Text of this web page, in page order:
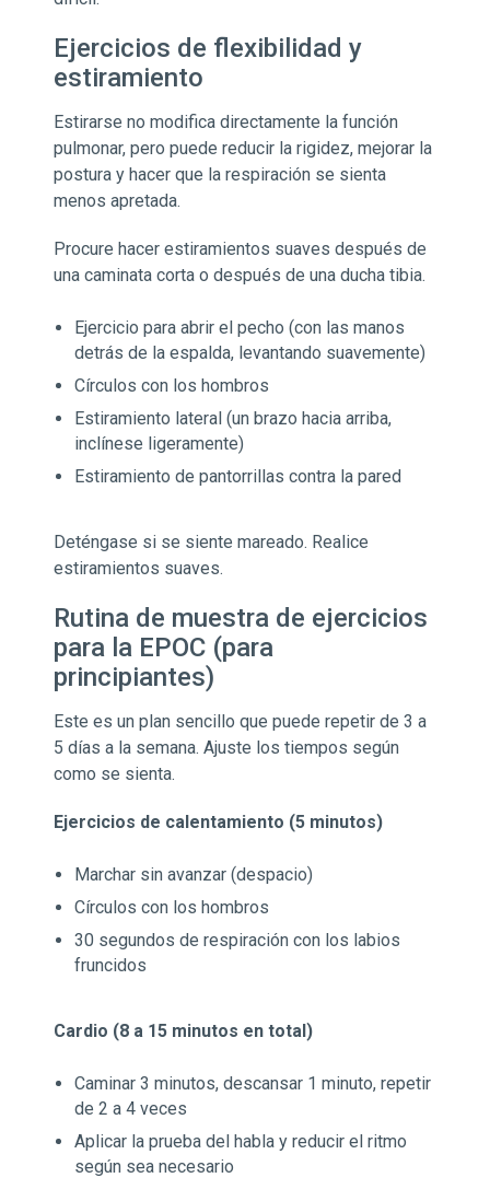
Ejercicios de flexibilidad y
estiramiento
Estirarse no modifica directamente la función
pulmonar, pero puede reducir la rigidez, mejorar la
postura y hacer que la respiración se sienta
menos apretada.
Procure hacer estiramientos suaves después de
una caminata corta o después de una ducha tibia.
Ejercicio para abrir el pecho (con las manos
detrás de la espalda, levantando suavemente)
Círculos con los hombros
Estiramiento lateral (un brazo hacia arriba,
inclínese ligeramente)
Estiramiento de pantorrillas contra la pared
Deténgase si se siente mareado. Realice
estiramientos suaves.
Rutina de muestra de ejercicios
para la EPOC (para
principiantes)
Este es un plan sencillo que puede repetir de 3 a
5 días a la semana. Ajuste los tiempos según
como se sienta.
Ejercicios de calentamiento (5 minutos)
Marchar sin avanzar (despacio)
Círculos con los hombros
30 segundos de respiración con los labios
fruncidos
Cardio (8 a 15 minutos en total)
Caminar 3 minutos, descansar 1 minuto, repetir
de 2 a 4 veces
Aplicar la prueba del habla y reducir el ritmo
según sea necesario